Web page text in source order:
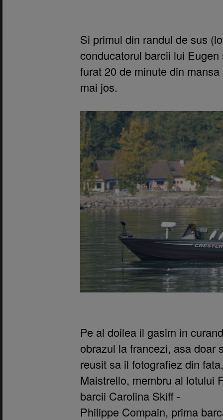
Si primul din randul de sus
conducatorul barcii lui
furat 20 de minute din
mai jos.
Pe al doilea il gasim in
obrazul la francezi, asa doar
reusit sa il fotografiez din
Maistrello, membru al lotului
barcii Carolina Skiff -
Philippe Compain, prima